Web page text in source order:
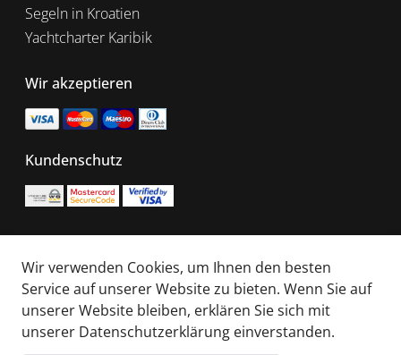
Segeln in Kroatien
Yachtcharter Karibik
Wir akzeptieren
Kundenschutz
Wir verwenden Cookies, um Ihnen den besten
Service auf unserer Website zu bieten. Wenn Sie auf
unserer Website bleiben, erklären Sie sich mit
unserer Datenschutzerklärung einverstanden.